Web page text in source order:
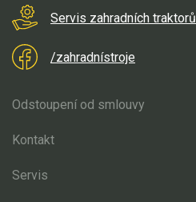
Servis zahradních traktorů
/zahradnístroje
Odstoupení od smlouvy
Kontakt
Servis